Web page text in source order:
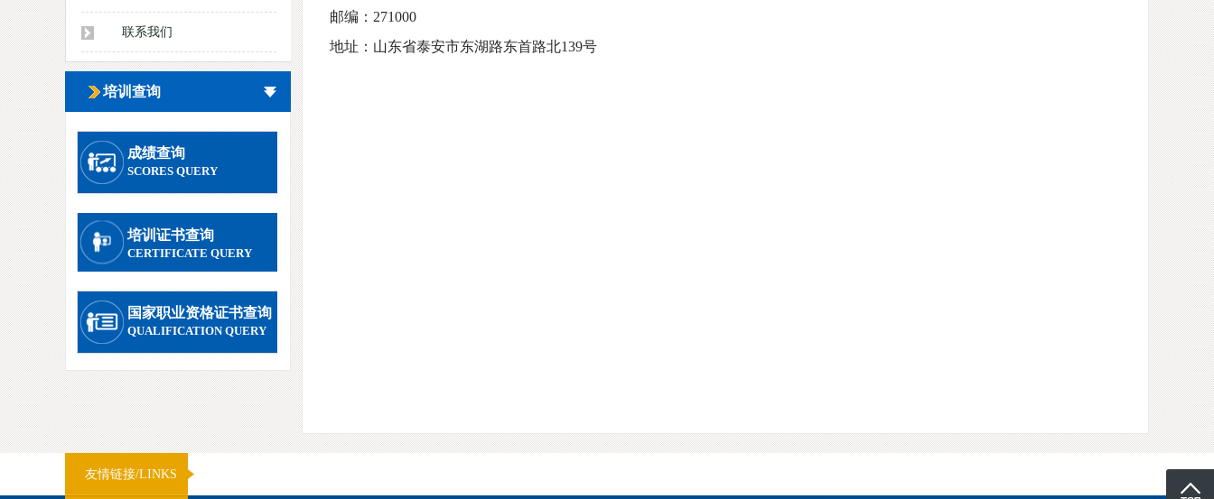
联系我们
培训查询
成绩查询
SCORES QUERY
培训证书查询
CERTIFICATE QUERY
国家职业资格证书查询
QUALIFICATION QUERY
邮编：271000
地址：山东省泰安市东湖路东首路北139号
友情链接/LINKS